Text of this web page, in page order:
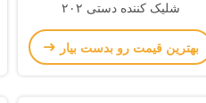
شلیک کننده دستی ۲۰۲
میلیمتر*۱۱۴ میلیمتر*۴۵ میلیمتر
بهترین قیمت رو بدست بیار